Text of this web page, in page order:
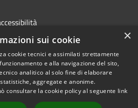
dal 2025
Copyright © 2026 • Comune di
Gessate • Powered by
×
sui cookie
cookie tecnici e assimilati strettamente
e alla navigazione del sito,
analitico al solo fine di elaborare
aggregate e anonime.
consultare la cookie policy al seguente link